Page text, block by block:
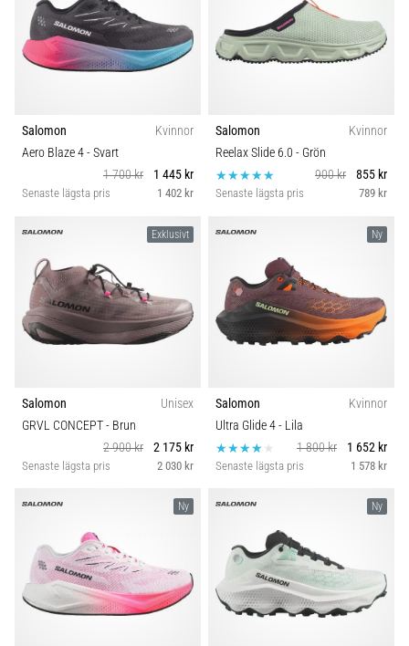
Salomon
Kvinnor
Aero Blaze 4- Svart
1 700 kr
1 445 kr
Senaste lägsta pris 1 402 kr
Salomon
Kvinnor
Reelax Slide 6.0 - Grön
900 kr
855 kr
Senaste lägsta pris 789 kr
Exklusivt
Salomon
Unisex
GRVL CONCEPT- Brun
2 900 kr
2 175 kr
Senaste lägsta pris 2 030 kr
Ny
Salomon
Kvinnor
Ultra Glide 4- Lila
1 800 kr
1 652 kr
Senaste lägsta pris 1 578 kr
Ny Ny